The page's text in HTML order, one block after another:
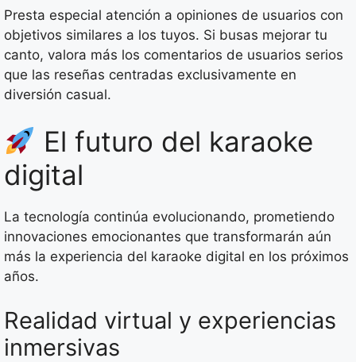
Presta especial atención a opiniones de usuarios con
objetivos similares a los tuyos. Si busas mejorar tu
canto, valora más los comentarios de usuarios serios
que las reseñas centradas exclusivamente en
diversión casual.
El futuro del karaoke
digital
La tecnología continúa evolucionando, prometiendo
innovaciones emocionantes que transformarán aún
más la experiencia del karaoke digital en los próximos
años.
Realidad virtual y experiencias
inmersivas